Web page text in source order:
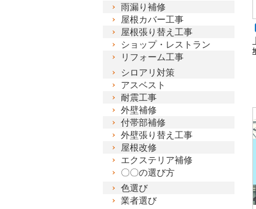
雨漏り補修
屋根カバー工事
屋根張り替え工事
ショップ・レストラン
リフォーム工事
シロアリ対策
アスベスト
耐震工事
外壁補修
付帯部補修
外壁張り替え工事
屋根改修
エクステリア補修
〇〇の選び方
色選び
業者選び